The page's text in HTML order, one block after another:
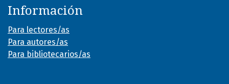
Información
Para lectores/as
Para autores/as
Para bibliotecarios/as